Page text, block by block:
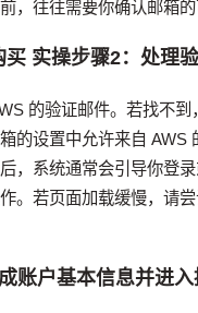
，往往需要你确认邮箱的
买 实操步骤2：处理
的验证邮件。若找不到
的设置中允许来自 AWS
，系统通常会引导你登录
。若页面加载缓慢，请
账户基本信息并进